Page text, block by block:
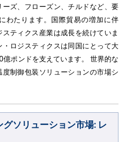
ズ、フローズン、チルドなど、要
わたります。国際貿易の増加に伴
ティクス産業は成長を続けていま
ロジスティクスは同国にとって大
億ポンドを支えています。 世界的な
制御包装ソリューションの市場シ
ソリューション市場: レ